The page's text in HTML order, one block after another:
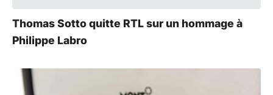
Thomas Sotto quitte RTL sur un hommage à
Philippe Labro